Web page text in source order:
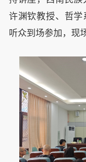
许渊钦教授、哲
听众到场参加，现